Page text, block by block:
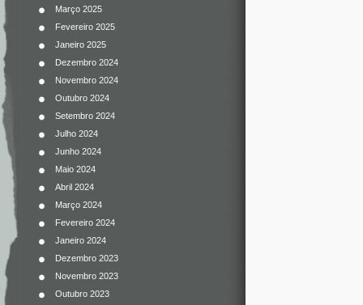
Março 2025
Fevereiro 2025
Janeiro 2025
Dezembro 2024
Novembro 2024
Outubro 2024
Setembro 2024
Julho 2024
Junho 2024
Maio 2024
Abril 2024
Março 2024
Fevereiro 2024
Janeiro 2024
Dezembro 2023
Novembro 2023
Outubro 2023